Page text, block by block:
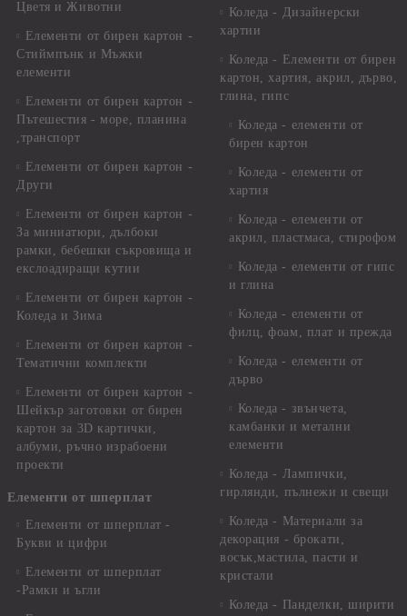
Цветя и Животни
Елементи от бирен картон -
Стиймпънк и Мъжки
елементи
Елементи от бирен картон -
Пътешестия - море, планина
,транспорт
Елементи от бирен картон -
Други
Елементи от бирен картон -
За миниатюри, дълбоки
рамки, бебешки съкровища и
екслоадиращи кутии
Елементи от бирен картон -
Коледа и Зима
Елементи от бирен картон -
Тематични комплекти
Елементи от бирен картон -
Шейкър заготовки от бирен
картон за 3D картички,
албуми, ръчно израбоени
проекти
Елементи от шперплат
Елементи от шперплат -
Букви и цифри
Елементи от шперплат
-Рамки и ъгли
Коледа - Дизайнерски
хартии
Коледа - Eлементи от бирен
картон, хартия, акрил, дърво,
глина, гипс
Коледа - елементи от
бирен картон
Коледа - елементи от
хартия
Коледа - елементи от
акрил, пластмаса, стирофом
Коледа - елементи от гипс
и глина
Коледа - елементи от
филц, фоам, плат и прежда
Коледа - елементи от
дърво
Коледа - звънчета,
камбанки и метални
елементи
Коледа - Лампички,
гирлянди, пълнежи и свещи
Коледа - Материали за
декорация - брокати,
восък,мастила, пасти и
кристали
Коледа - Панделки, ширити